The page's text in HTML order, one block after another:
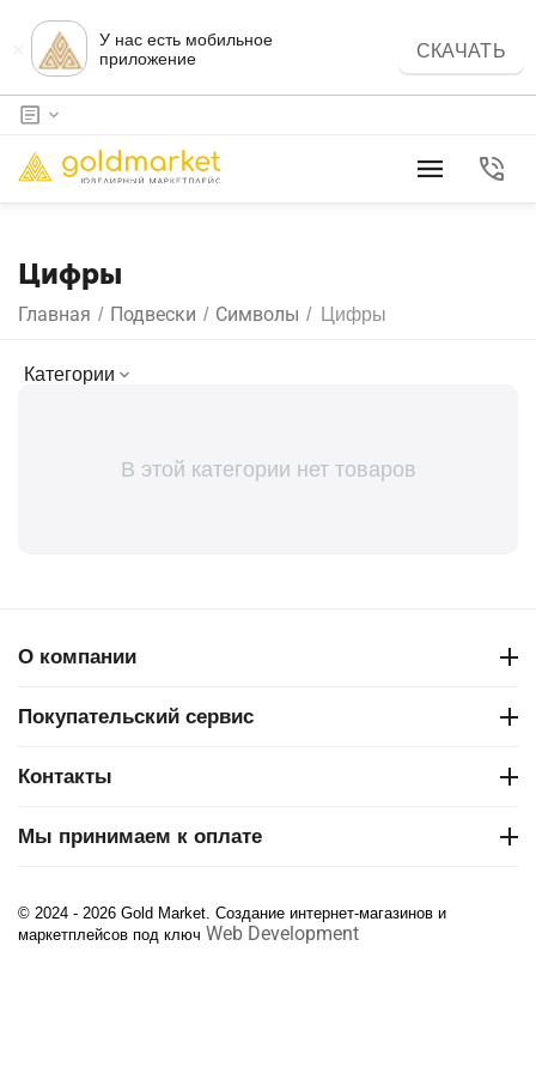
У нас есть мобильное
приложение
СКАЧАТЬ
Цифры
Главная / Подвески / Символы / Цифры
Категории
В этой категории нет товаров
О компании
Покупательский сервис
Контакты
Мы принимаем к оплате
© 2024 - 2026 Gold Market. Создание интернет-магазинов и
маркетплейсов под ключ Web Development